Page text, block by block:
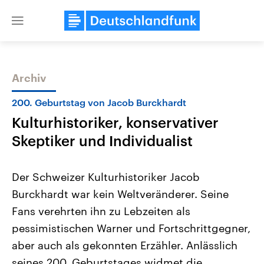
Close
Themen
Landtagswahl Sachsen-Anhalt
2026
Alle Informationen
Sachsen-Anhalt wählt am 6.
September 2026 einen neuen
Landtag. Seit 2021 wird das
Bundesland von einer Koalition aus
Aktuelle Beiträge,
Hintergründe
Wirtschaftlich und
gehören die Vereinigten
den mächtigsten Ländern
mit großem Einfluss auf
Archiv
200. Geburtstag von Jacob Burckhardt
Kulturhistoriker, konservativer
Skeptiker und Individualist
Der Schweizer Kulturhistoriker Jacob
Burckhardt war kein Weltveränderer. Seine
Fans verehrten ihn zu Lebzeiten als
pessimistischen Warner und Fortschrittgegner,
aber auch als gekonnten Erzähler. Anlässlich